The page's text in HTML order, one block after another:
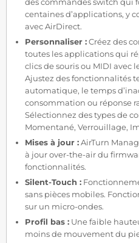
centaines d’applications, y
avec AirDirect.
Personnaliser :Créez des
toutes les applications qui
clics de souris ou MIDI avec
Ajustez des fonctionnalités
automatique, le temps
consommation ou réponse
Sélectionnez des types de
Momentané, Verrouillage,
Mises à jour :AirTurn
à jour over-the-air du
fonctionnalités.
Silent-Touch :
sans pièces mobiles.
sur un micro-ondes.
Profil bas : Une faible
moins de mouvement du